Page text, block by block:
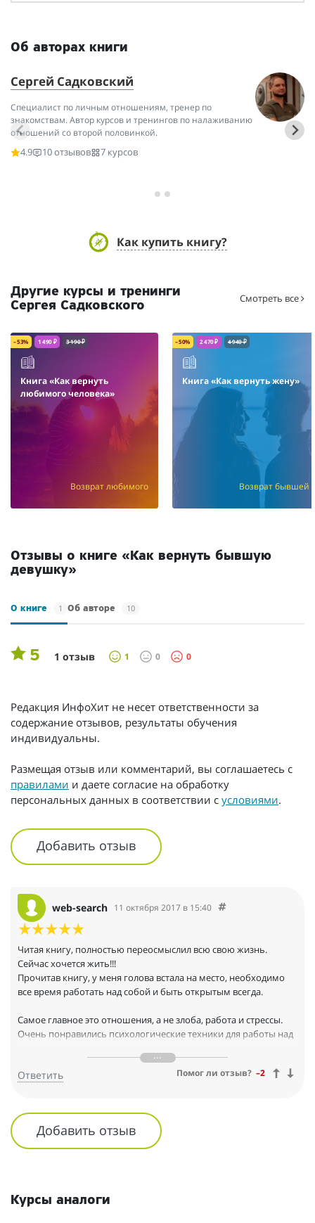
Об авторах книги
Сергей Садковский
Специалист по личным отношениям, тренер по
знакомствам. Автор курсов и тренингов по налаживанию
отношений со второй половинкой.
4.9
10 отзывов 7 курсов
Как купить книгу?
Другие курсы и тренинги
Сергея Садковского
Смотреть все
– 53% 1 490 ₽ 3 190 ₽
Книга «Как вернуть
любимого человека»
Возврат любимого
– 50% 2 470 ₽ 4 940 ₽
Книга «Как вернуть жену»
Возврат бывшей
Отзывы о книге «Как вернуть бывшую
девушку»
О книге 1 Об авторе 10
5 1 отзыв 1 0 0
Редакция ИнфоХит не несет ответственности за
содержание отзывов, результаты обучения
индивидуальны.
Размещая отзыв или комментарий, вы соглашаетесь с
правилами и даете согласие на обработку
персональных данных в соответствии с условиями.
Добавить отзыв
web-search 11 октября 2017 в 15:40
Читая книгу, полностью переосмыслил всю свою жизнь.
Сейчас хочется жить!!!
Прочитав книгу, у меня голова встала на место, необходимо
все время работать над собой и быть открытым всегда.
Самое главное это отношения, а не злоба, работа и стрессы.
Очень понравились психологические техники для работы над
строго, как написано), но самое главное обрести себя!
плану и могу с уверенностью сказать, что вернул девушку и
все снова прекрасно. Я уверен, что наши отношения будут
более крепкими, чем они были когда-либо.
понимать.
Ответить Помог ли отзыв? –2
Добавить отзыв
Курсы аналоги